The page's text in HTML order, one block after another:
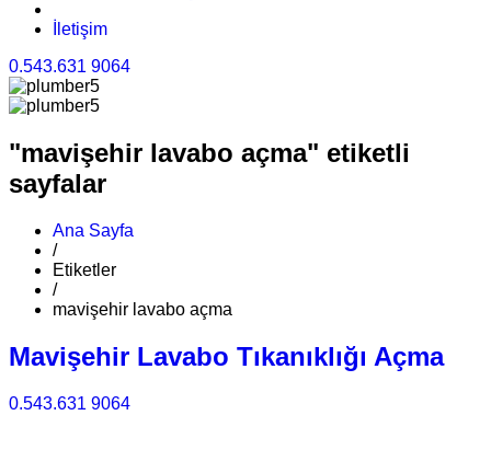
İletişim
0.543.631 9064
"mavişehir lavabo açma" etiketli
sayfalar
Ana Sayfa
/
Etiketler
/
mavişehir lavabo açma
Mavişehir Lavabo Tıkanıklığı Açma
0.543.631 9064